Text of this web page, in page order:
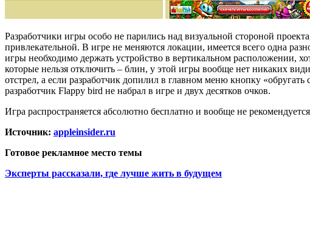
Разработчики игры особо не парились над визуальной стороной
привлекательной. В игре не меняются локации, имеется всего одна
игры необходимо держать устройство в вертикальном расположении,
которые нельзя отключить – блин, у этой игры вообще нет никаких
отстрел, а если разработчик допилил в главном меню кнопку
разработчик Flappy bird не набрал в игре и двух десятков очков.
Игра распространяется абсолютно бесплатно и вообще не
Источник: appleinsider.ru
Готовое рекламное место темы
Эксперты рассказали, где лучше жить в будущем